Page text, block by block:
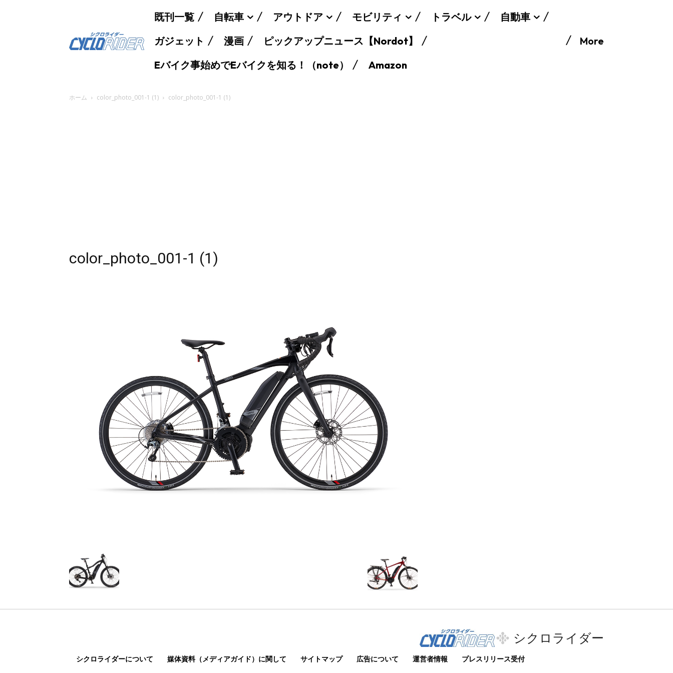
既刊一覧 自転車 アウトドア モビリティ トラベル
自動車
ガジェット
漫画
ピックアップニュース【Nordot】
Eバイク事始めでEバイクを知る！（note）
Amazon
More
ホーム color_photo_001-1 (1) color_photo_001-1 (1)
color_photo_001-1 (1)
シクロライダー
シクロライダーについて 媒体資料（メディアガイド）に関して サイトマップ 広告について 運営者情報 プレスリリース受付